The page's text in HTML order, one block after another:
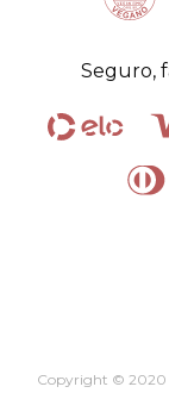
Seguro,
Copyright © 2020